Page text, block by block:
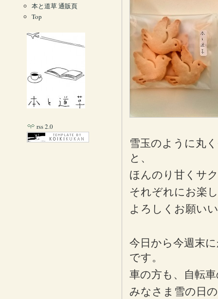
雪玉のように丸
と、
ほんのり甘くサ
それぞれにお楽
よろしくお願い
今日から今週末
です。
車の方も、自転
みなさま雪の日
本と道草 通販頁
Top
rss 2.0